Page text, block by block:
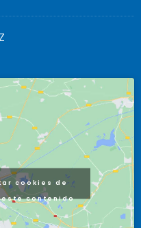
cookies de
contenido